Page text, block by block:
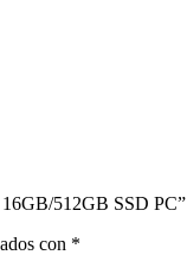
512GB SSD PC”
con *